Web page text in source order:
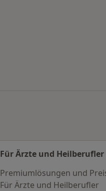
Für Ärzte und Heilberufler
Premiumlösungen und
Für Ärzte und Heilberufler